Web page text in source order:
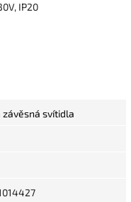
IP20
závěsná svítidla